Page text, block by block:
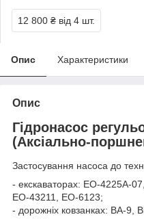
12 800 ₴ від 4 шт.
Опис Характеристики
Опис
Гідронасос
(Аксіально-
Застосування насоса до
- екскаваторах: ЕО-4225А-
ЕО-43211, ЕО-6123;
- дорожніх ковзанках: ВА-